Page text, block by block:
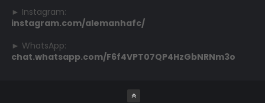
► Instagram:
instagram.com/alemanhafc/
► WhatsApp:
chat.whatsapp.com/F6f4VPT07QP4HzGbNRNm3o